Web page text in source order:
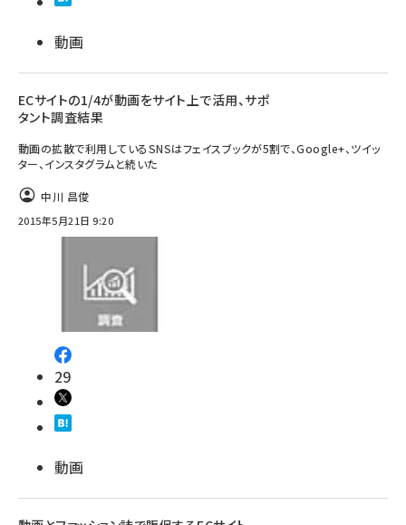
動画
ECサイトの1/4が動画をサイト上で活用、サポ
タント調査結果
動画の拡散で利用しているSNSはフェイスブックが5割で、Google+、ツイッ
ター、インスタグラムと続いた
中川 昌俊
2015年5月21日 9:20
29
動画